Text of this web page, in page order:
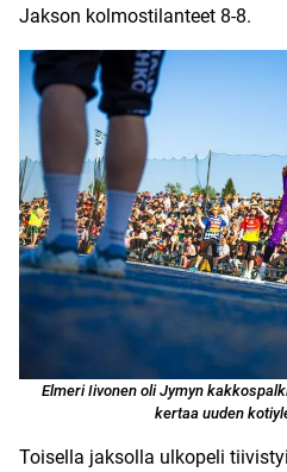
Jakson kolmostilanteet 8-8.
Elmeri Iivonen oli Jymyn
kertaa uuden
Toisella jaksolla ulkopeli